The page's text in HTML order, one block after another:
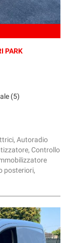
PARK
(5)
Autoradio
Controllo
posteriori,